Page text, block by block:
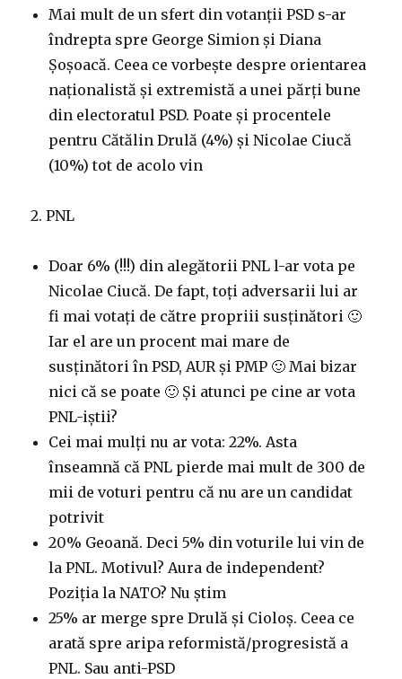
Mai mult de un sfert din votanții PSD s-ar
îndrepta spre George Simion și Diana
Șoșoacă. Ceea ce vorbește despre orientarea
naționalistă și extremistă a unei părți bune
din electoratul PSD. Poate și procentele
pentru Cătălin Drulă (4%) și Nicolae Ciucă
(10%) tot de acolo vin
2. PNL
Doar 6% (!!!) din alegătorii PNL l-ar vota pe
Nicolae Ciucă. De fapt, toți adversarii lui ar
fi mai votați de către propriii susținători 🙂
Iar el are un procent mai mare de
susținători în PSD, AUR și PMP 🙂 Mai bizar
nici că se poate 🙂 Și atunci pe cine ar vota
PNL-iștii?
Cei mai mulți nu ar vota: 22%. Asta
înseamnă că PNL pierde mai mult de 300 de
mii de voturi pentru că nu are un candidat
potrivit
20% Geoană. Deci 5% din voturile lui vin de
la PNL. Motivul? Aura de independent?
Poziția la NATO? Nu știm
25% ar merge spre Drulă și Cioloș. Ceea ce
arată spre aripa reformistă/progresistă a
PNL. Sau anti-PSD